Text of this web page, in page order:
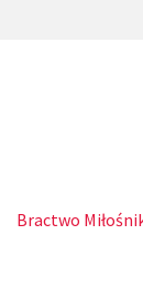
Bractwo